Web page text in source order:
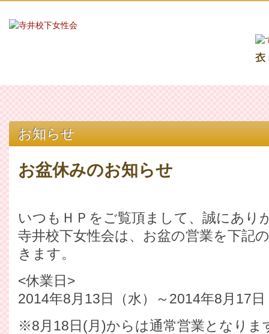
お知らせ
お盆休みのお知らせ
いつもＨＰをご覧頂まして、誠にあり
寺井校下女性会は、お盆の営業を下記
きます。
<休業日>
2014年8月13日（水）～2014年8月17日
※8月18日(月)からは通常営業となりま